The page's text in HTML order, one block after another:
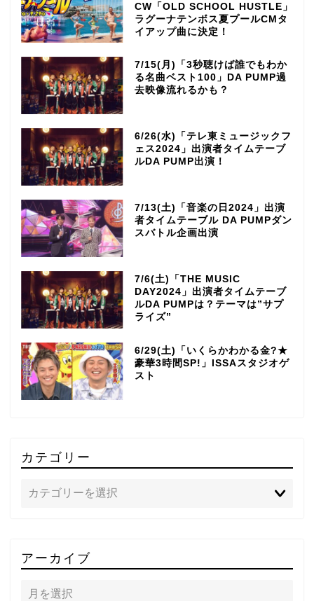
CW「OLD SCHOOL HUSTLE」
ラグーナテンボス夏プールCMタ
イアップ曲に決定！
7/15(月)「3秒聴けば誰でもわか
る名曲ベスト100」DA PUMP過
去映像流れるかも？
6/26(水)「テレ東ミュージックフ
ェス2024」出演者タイムテーブ
ルDA PUMP出演！
7/13(土)「音楽の日2024」出演
者タイムテーブル DA PUMPダン
スバトル企画出演
7/6(土)「THE MUSIC
DAY2024」出演者タイムテーブ
ルDA PUMPは？テーマは”サプ
ライズ”
6/29(土)「いくらかわかる金?★
豪華3時間SP!」ISSAスタジオゲ
スト
カテゴリー
アーカイブ